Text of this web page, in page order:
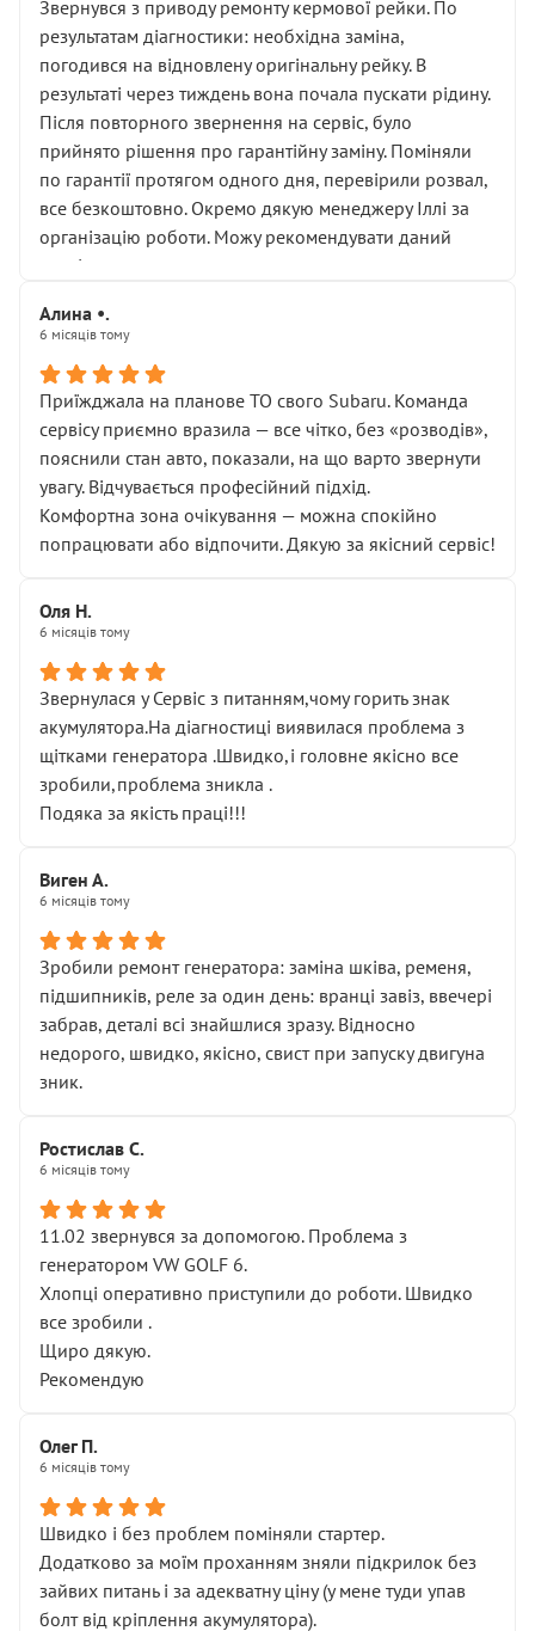
Звернувся з приводу ремонту кермової рейки. По
результатам діагностики: необхідна заміна,
погодився на відновлену оригінальну рейку. В
результаті через тиждень вона почала пускати рідину.
Після повторного звернення на сервіс, було
прийнято рішення про гарантійну заміну. Поміняли
по гарантії протягом одного дня, перевірили розвал,
все безкоштовно. Окремо дякую менеджеру Іллі за
організацію роботи. Можу рекомендувати даний
сервіс.
Алина •.
6 місяців тому
Приїжджала на планове ТО свого Subaru. Команда
сервісу приємно вразила — все чітко, без «розводів»,
пояснили стан авто, показали, на що варто звернути
увагу. Відчувається професійний підхід.
Комфортна зона очікування — можна спокійно
попрацювати або відпочити. Дякую за якісний сервіс!
Оля Н.
6 місяців тому
Звернулася у Сервіс з питанням,чому горить знак
акумулятора.На діагностиці виявилася проблема з
щітками генератора .Швидко,і головне якісно все
зробили,проблема зникла .
Подяка за якість праці!!!
Виген А.
6 місяців тому
Зробили ремонт генератора: заміна шківа, ременя,
підшипників, реле за один день: вранці завіз, ввечері
забрав, деталі всі знайшлися зразу. Відносно
недорого, швидко, якісно, свист при запуску двигуна
зник.
Ростислав С.
6 місяців тому
11.02 звернувся за допомогою. Проблема з
генератором VW GOLF 6.
Хлопці оперативно приступили до роботи. Швидко
все зробили .
Щиро дякую.
Рекомендую
Олег П.
6 місяців тому
Швидко і без проблем поміняли стартер.
Додатково за моїм проханням зняли підкрилок без
зайвих питань і за адекватну ціну (у мене туди упав
болт від кріплення акумулятора).